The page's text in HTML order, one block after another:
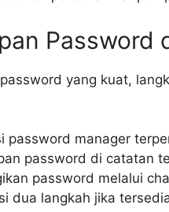
Password
yang kuat,
password manager
password di catatan
password melalui
dua langkah jika